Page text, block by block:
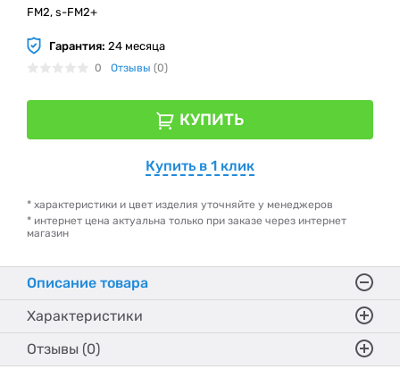
FM2, s-FM2+
Гарантия: 24 месяца
0 Отзывы (0)
КУПИТЬ
Купить в 1 клик
* характеристики и цвет изделия уточняйте у менеджеров
* интернет цена актуальна только при заказе через интернет
магазин
Описание товара
Характеристики
Отзывы (0)